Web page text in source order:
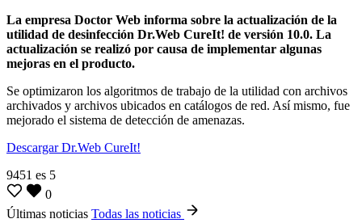
La empresa Doctor Web informa sobre la actualización de la
utilidad de desinfección Dr.Web CureIt! de versión 10.0. La
actualización se realizó por causa de implementar algunas
mejoras en el producto.
Se optimizaron los algoritmos de trabajo de la utilidad con archivos
archivados y archivos ubicados en catálogos de red. Así mismo, fue
mejorado el sistema de detección de amenazas.
Descargar Dr.Web CureIt!
9451 es 5
0
Últimas noticias Todas las noticias